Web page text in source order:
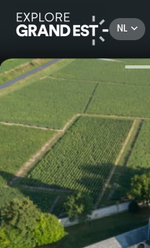
NL
Kijk je ogen uit in de Grand Est